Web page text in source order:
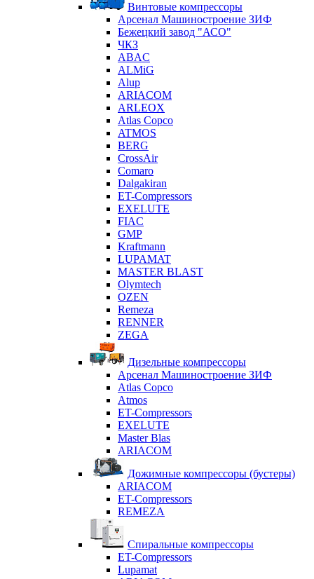
Винтовые компрессоры
Арсенал Машиностроение ЗИФ
Бежецкий завод "АСО"
ЧКЗ
ABAC
ALMiG
Alup
ARIACOM
ARLEOX
Atlas Copco
ATMOS
BERG
CrossAir
Comaro
Dalgakiran
ET-Compressors
EXELUTE
FIAC
GMP
Kraftmann
LUPAMAT
MASTER BLAST
Olymtech
OZEN
Remeza
RENNER
ZEGA
Дизельные компрессоры
Арсенал Машиностроение ЗИФ
Atlas Copco
Atmos
ET-Compressors
EXELUTE
Master Blas
ARIACOM
Дожимные компрессоры (бустеры)
ARIACOM
ET-Compressors
REMEZA
Спиральные компрессоры
ET-Compressors
Lupamat